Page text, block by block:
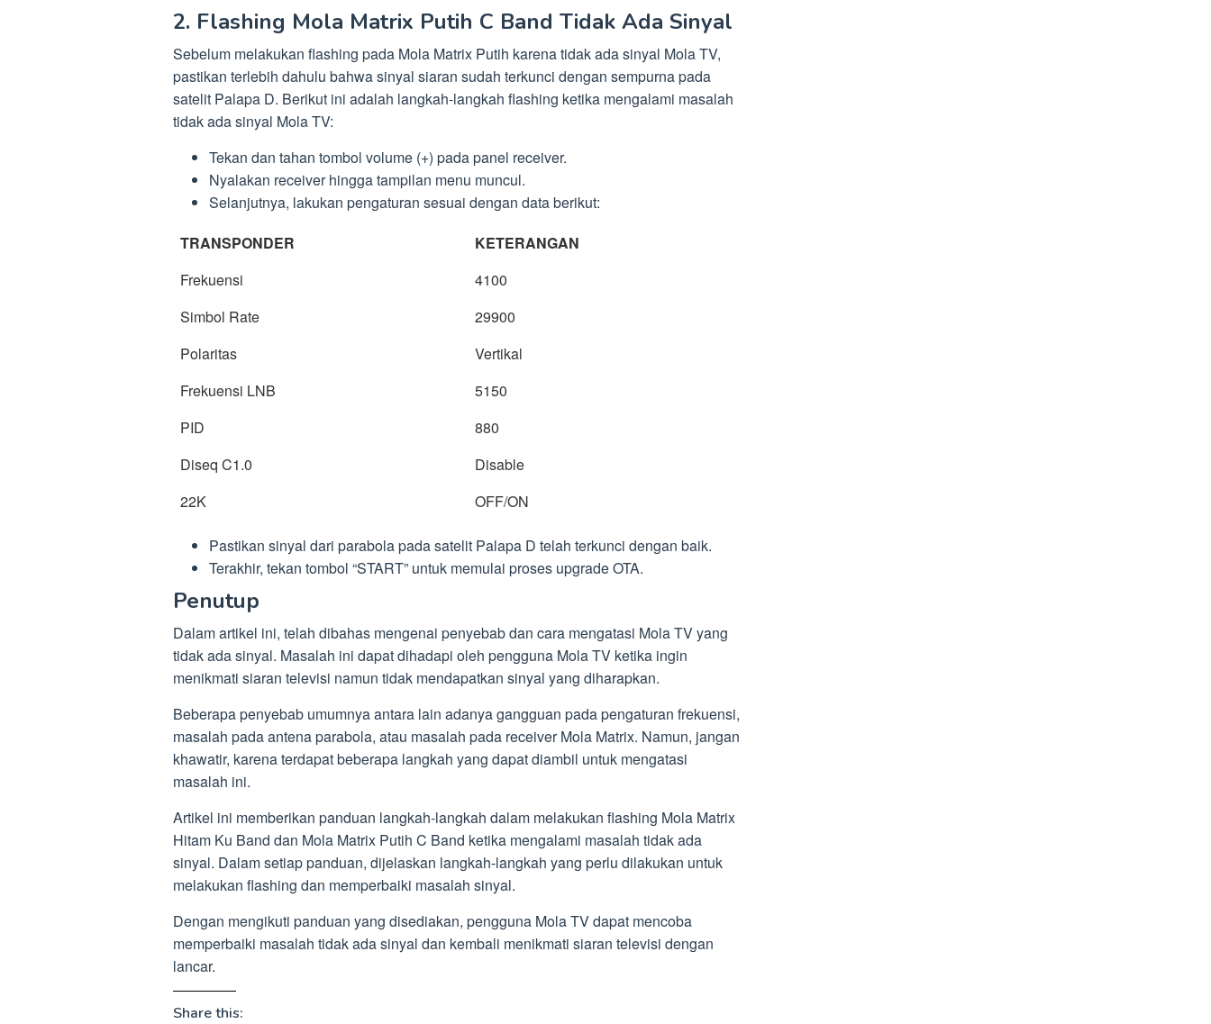
2. Flashing Mola Matrix Putih C Band Tidak Ada Sinyal
Sebelum melakukan flashing pada Mola Matrix Putih karena tidak ada sinyal Mola TV,
pastikan terlebih dahulu bahwa sinyal siaran sudah terkunci dengan sempurna pada
satelit Palapa D. Berikut ini adalah langkah-langkah flashing ketika mengalami masalah
tidak ada sinyal Mola TV:
Tekan dan tahan tombol volume (+) pada panel receiver.
Nyalakan receiver hingga tampilan menu muncul.
Selanjutnya, lakukan pengaturan sesuai dengan data berikut:
TRANSPONDER
KETERANGAN
Frekuensi
4100
Simbol Rate
29900
Polaritas
Vertikal
Frekuensi LNB
5150
PID
880
Diseq C1.0
Disable
22K
OFF/ON
Pastikan sinyal dari parabola pada satelit Palapa D telah terkunci dengan baik.
Terakhir, tekan tombol “START” untuk memulai proses upgrade OTA.
Penutup
Dalam artikel ini, telah dibahas mengenai penyebab dan cara mengatasi Mola TV yang
tidak ada sinyal. Masalah ini dapat dihadapi oleh pengguna Mola TV ketika ingin
menikmati siaran televisi namun tidak mendapatkan sinyal yang diharapkan.
Beberapa penyebab umumnya antara lain adanya gangguan pada pengaturan frekuensi,
masalah pada antena parabola, atau masalah pada receiver Mola Matrix. Namun, jangan
khawatir, karena terdapat beberapa langkah yang dapat diambil untuk mengatasi
masalah ini.
Artikel ini memberikan panduan langkah-langkah dalam melakukan flashing Mola Matrix
Hitam Ku Band dan Mola Matrix Putih C Band ketika mengalami masalah tidak ada
sinyal. Dalam setiap panduan, dijelaskan langkah-langkah yang perlu dilakukan untuk
melakukan flashing dan memperbaiki masalah sinyal.
Dengan mengikuti panduan yang disediakan, pengguna Mola TV dapat mencoba
memperbaiki masalah tidak ada sinyal dan kembali menikmati siaran televisi dengan
lancar.
Share this: